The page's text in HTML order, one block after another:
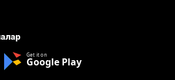
Get it on
Google Play